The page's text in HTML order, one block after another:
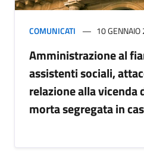
COMUNICATI 10
Amministrazione al
assistenti sociali,
relazione alla vicenda
morta segregata in